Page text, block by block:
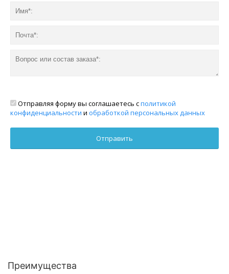
Отправляя форму вы соглашаетесь сполитикой
конфиденциальности и обработкой персональных данных
Преимущества